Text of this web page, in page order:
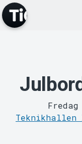
Fredag
Teknikhallen